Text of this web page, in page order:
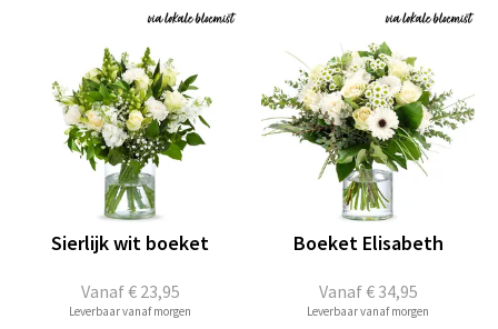
Vanaf€ 23,95
Sierlijk wit boeket
Leverbaar vanaf morgen
Vanaf€ 34,95
Boeket Elisabeth
Leverbaar vanaf morgen